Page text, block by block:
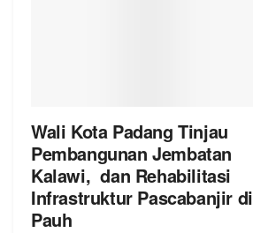
Wali Kota Padang Tinjau
Pembangunan Jembatan
Kalawi, dan Rehabilitasi
Infrastruktur Pascabanjir di
Pauh